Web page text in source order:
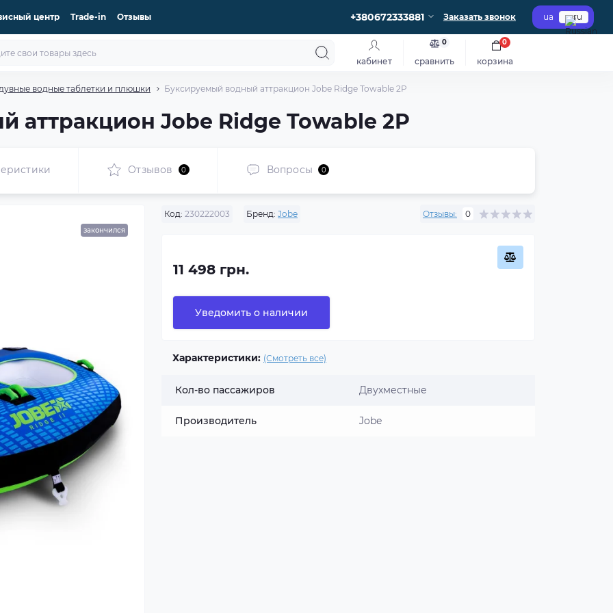
центр Trade-in Отзывы +380672333881 Заказать звонок ua ru
кабинет сравнить
0
корзина
0
водные таблетки и плюшки Буксируемый водный аттракцион Jobe Ridge Towable 2P
аттракцион Jobe Ridge Towable 2P
Отзывов 0 Вопросы 0
закончился
Код: 230222003 Бренд: Jobe Отзывы: 0
11 498 грн.
Уведомить о наличии
Характеристики: (Смотреть все)
Кол-во пассажиров Двухместные
Производитель Jobe